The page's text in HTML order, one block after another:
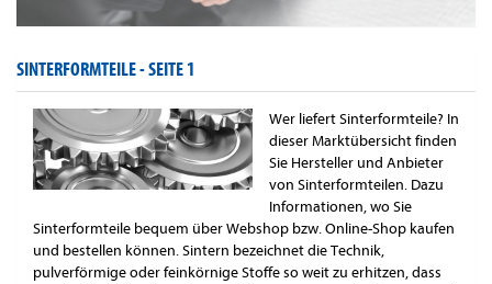
SINTERFORMTEILE -SEITE 1
Wer liefert Sinterformteile? In
dieser Marktübersicht finden
Sie Hersteller und Anbieter
von Sinterformteilen. Dazu
Informationen, wo Sie
Sinterformteile bequem über Webshop bzw. Online-Shop kaufen
und bestellen können. Sintern bezeichnet die Technik,
pulverförmige oder feinkörnige Stoffe so weit zu erhitzen, dass